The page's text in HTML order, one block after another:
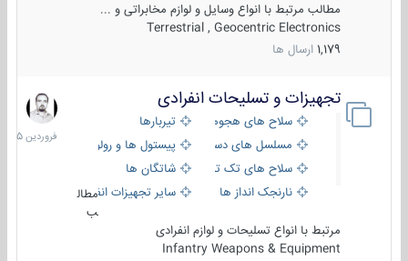
مطالب مرتبط با انواع وسایل و لوازم مخابراتی و ...
Terrestrial , Geocentric Electronics
1,179 ارسال ها
تجهیزات و تسلیحات انفرادی
سلاح های هجومی
تیربارها
مسلسل های دستی
پیستول ها و رولورها
سلاح های تک تیر اندازیشاتگان ها
نارنجک انداز ها
سایر تجهیزات انفرادی
مطال
ب
مرتبط با انواع تسلیحات و لوازم انفرادی
Infantry Weapons & Equipment
17
فروردین
1405